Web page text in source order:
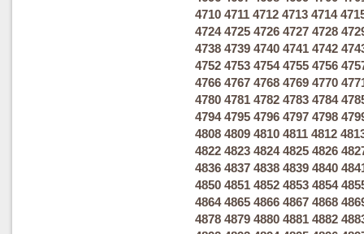
4710 4711 4712 4713 4714
4724 4725 4726 4727 4728
4738 4739 4740 4741 4742
4752 4753 4754 4755 4756
4766 4767 4768 4769 4770
4780 4781 4782 4783 4784
4794 4795 4796 4797 4798
4808 4809 4810 4811 4812
4822 4823 4824 4825 4826
4836 4837 4838 4839 4840
4850 4851 4852 4853 4854
4864 4865 4866 4867 4868
4878 4879 4880 4881 4882